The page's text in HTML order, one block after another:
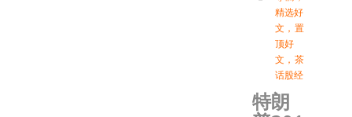
精选好
文 ， 置
顶好
文 ， 茶
话股经
特朗